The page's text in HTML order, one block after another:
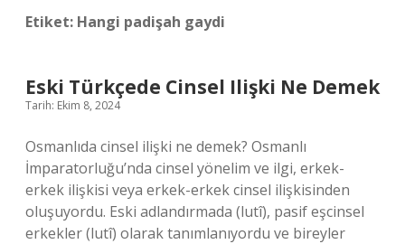
Etiket: Hangi padişah gaydi
Eski Türkçede Cinsel Ilişki Ne Demek
Tarih: Ekim 8, 2024
Osmanlıda cinsel ilişki ne demek? Osmanlı
İmparatorluğu’nda cinsel yönelim ve ilgi, erkek-
erkek ilişkisi veya erkek-erkek cinsel ilişkisinden
oluşuyordu. Eski adlandırmada (lutî), pasif eşcinsel
erkekler (lutî) olarak tanımlanıyordu ve bireyler